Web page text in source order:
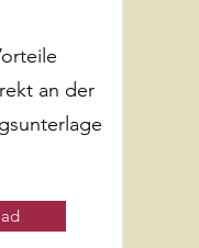
an der